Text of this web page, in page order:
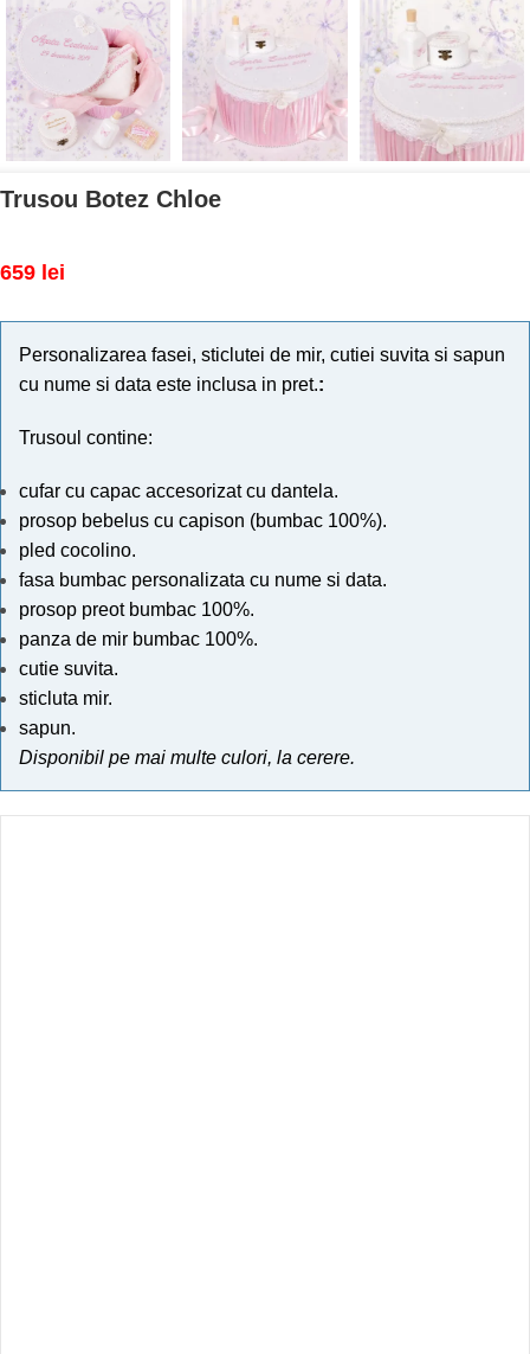
Trusou Botez Chloe
659 lei
Personalizarea fasei, sticlutei de mir, cutiei suvita si sapun
cu nume si data este inclusa in pret.:
Trusoul contine:
cufar cu capac accesorizat cu dantela.
prosop bebelus cu capison (bumbac 100%).
pled cocolino.
fasa bumbac personalizata cu nume si data.
prosop preot bumbac 100%.
panza de mir bumbac 100%.
cutie suvita.
sticluta mir.
sapun.
Disponibil pe mai multe culori, la cerere.